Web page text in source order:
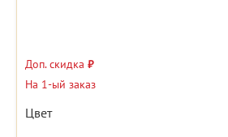
Доп. скидка ₽
На 1-ый заказ
Цвет